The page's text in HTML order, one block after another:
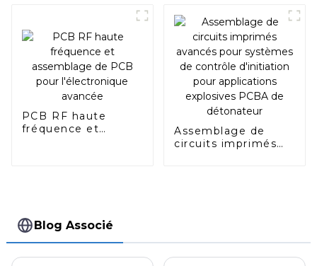
PCB RF haute
fréquence et
Assemblage de
circuits imprimés
Blog Associé